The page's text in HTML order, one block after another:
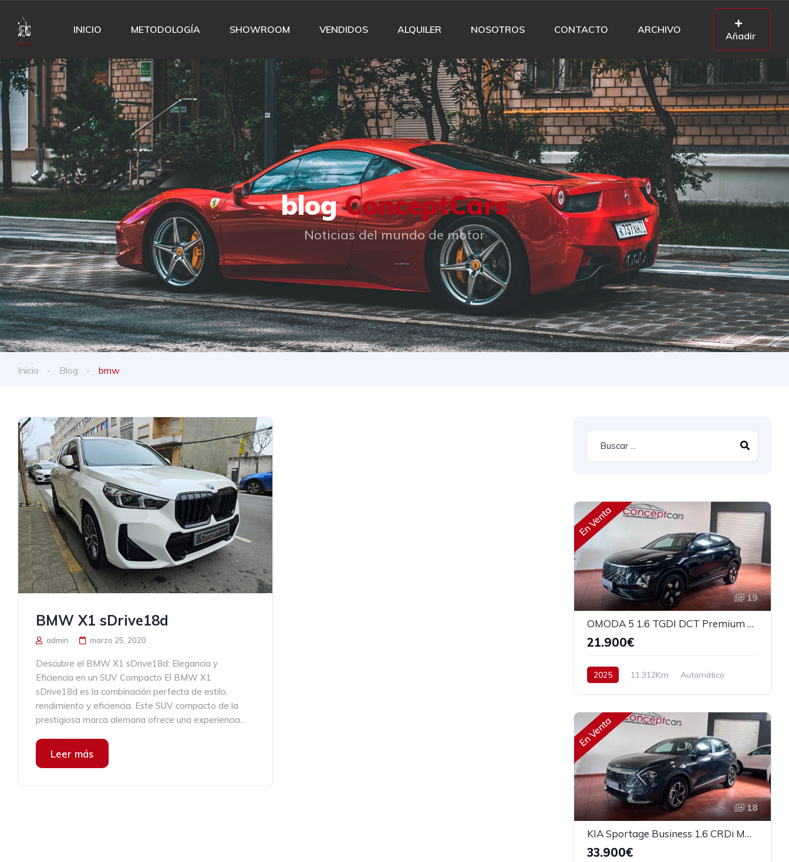
INICIO METODOLOGÍA SHOWROOM VENDIDOS ALQUILER NOSOTROS CONTACTO ARCHIVO
Añadir
blogConceptCars
Noticias del mundo de motor
Inicio Blog bmw
BMW X1 sDrive18d
admin marzo 25, 2020
Descubre el BMW X1 sDrive18d: Elegancia y
Eficiencia en un SUV Compacto El BMW X1
sDrive18d es la combinación perfecta de estilo,
rendimiento y eficiencia. Este SUV compacto de la
prestigiosa marca alemana ofrece una experiencia...
Leer más
En Venta
19
OMODA 5 1.6 TGDI DCT Premium 147cv
21.900€
2025 11.312Km
Automático
En Venta
18
KIA Sportage Business 1.6 CRDi MHEV 136cv
33.900€